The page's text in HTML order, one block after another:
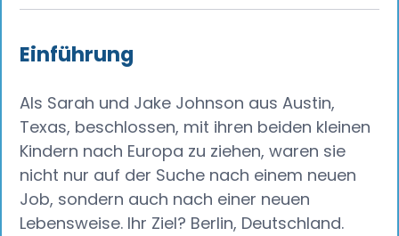
Einführung
Als Sarah und Jake Johnson aus Austin,
Texas, beschlossen, mit ihren beiden kleinen
Kindern nach Europa zu ziehen, waren sie
nicht nur auf der Suche nach einem neuen
Job, sondern auch nach einer neuen
Lebensweise. Ihr Ziel? Berlin, Deutschland.